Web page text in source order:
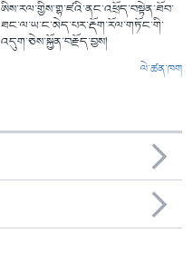
ཨིས་རལ་གྱིས་གྷ་ཛའི་ནང་འཕྲོད་བསྟེན་ཐོབ་
ཐང་ལ་ཡ་ང་མེད་པར་རྡོག་རོལ་གཏོང་གི་
འདུག་ཅེས་སྐྱོན་བརྗོད་བྱས།
ལེ་ཚན་ཁག